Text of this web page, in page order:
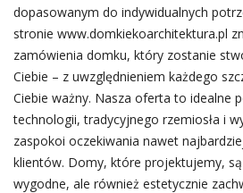
dopasowanym do indywidualnych
stronie www.domkiekoarchitektura.pl
zamówienia domku, który zostanie
Ciebie – z uwzględnieniem każdego
Ciebie ważny. Nasza oferta to idealne
technologii, tradycyjnego rzemiosła i
zaspokoi oczekiwania nawet
klientów. Domy, które projektujemy,
wygodne, ale również estetycznie